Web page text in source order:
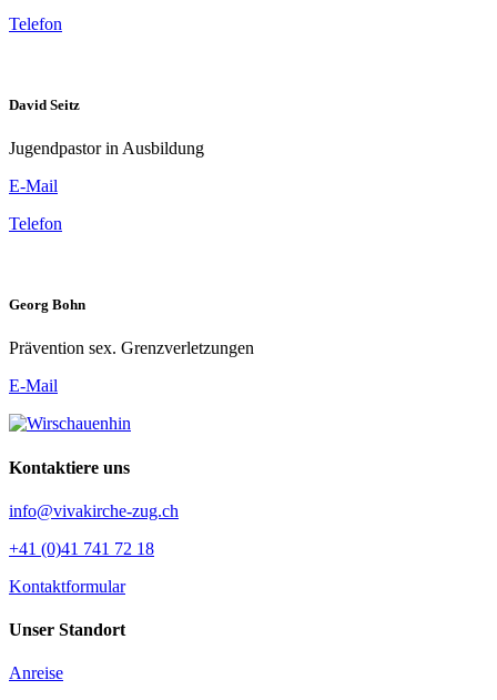
Telefon
David Seitz
Jugendpastor in Ausbildung
E-Mail
Telefon
Georg Bohn
Prävention sex. Grenzverletzungen
E-Mail
Kontaktiere uns
info@vivakirche-zug.ch
+41 (0)41 741 72 18
Kontaktformular
Unser Standort
Anreise